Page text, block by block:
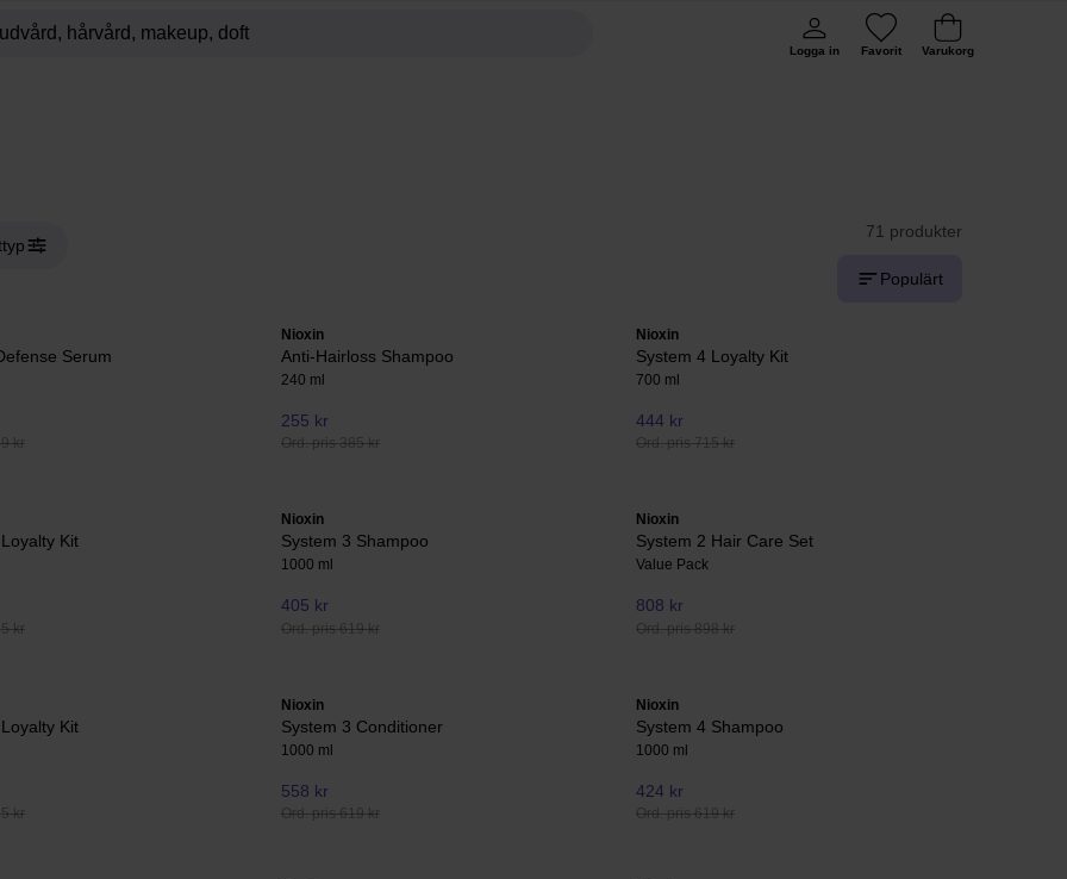
Logga in Favorit Varukorg
71 produkter
Populärt
Serum
kr
Nioxin
Anti-Hairloss Shampoo
240 ml
255 kr
Ord. pris 385 kr
Nioxin
System 4 Loyalty Kit
700 ml
444 kr
Ord. pris 715 kr
Kit
kr
Nioxin
System 3 Shampoo
1000 ml
405 kr
Ord. pris 619 kr
Nioxin
System 2 Hair Care Set
Value Pack
808 kr
Ord. pris 898 kr
Kit
kr
Nioxin
System 3 Conditioner
1000 ml
558 kr
Ord. pris 619 kr
Nioxin
System 4 Shampoo
1000 ml
424 kr
Ord. pris 619 kr